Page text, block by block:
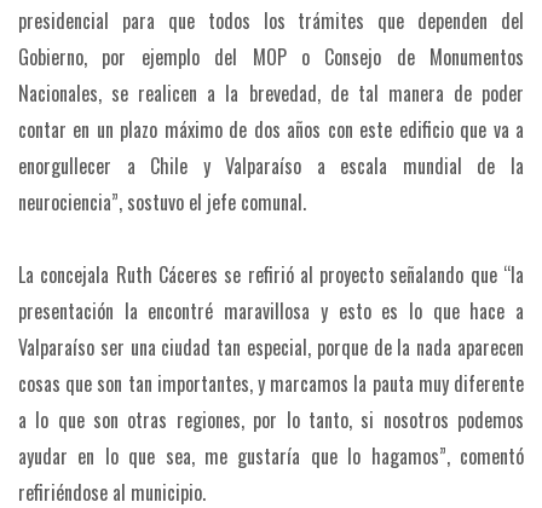
presidencial para que todos los trámites que dependen del
Gobierno, por ejemplo del MOP o Consejo de Monumentos
Nacionales, se realicen a la brevedad, de tal manera de poder
contar en un plazo máximo de dos años con este edificio que va a
enorgullecer a Chile y Valparaíso a escala mundial de la
neurociencia”, sostuvo el jefe comunal.
La concejala Ruth Cáceres se refirió al proyecto señalando que “la
presentación la encontré maravillosa y esto es lo que hace a
Valparaíso ser una ciudad tan especial, porque de la nada aparecen
cosas que son tan importantes, y marcamos la pauta muy diferente
a lo que son otras regiones, por lo tanto, si nosotros podemos
ayudar en lo que sea, me gustaría que lo hagamos”, comentó
refiriéndose al municipio.